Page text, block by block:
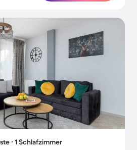
∙ 1 Schlafzimmer